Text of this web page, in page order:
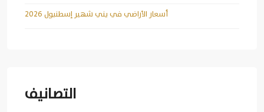
أسعار الأراضي في يني شهير إسطنبول 2026
التصانيف